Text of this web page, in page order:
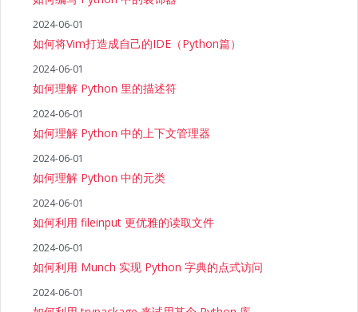
2024-06-01
如何将Vim打造成自己的IDE（Python篇）
2024-06-01
如何理解 Python 里的描述符
2024-06-01
如何理解 Python 中的上下文管理器
2024-06-01
如何理解 Python 中的元类
2024-06-01
如何利用 fileinput 更优雅的读取文件
2024-06-01
如何利用 Munch 实现 Python 字典的点式访问
2024-06-01